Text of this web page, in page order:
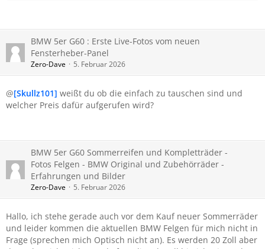
BMW 5er G60 : Erste Live-Fotos vom neuen
Fensterheber-Panel
Zero-Dave 5. Februar 2026
@[Skullz101] weißt du ob die einfach zu tauschen sind und
welcher Preis dafür aufgerufen wird?
BMW 5er G60 Sommerreifen und Kompletträder -
Fotos Felgen - BMW Original und Zubehörräder -
Erfahrungen und Bilder
Zero-Dave 5. Februar 2026
Hallo, ich stehe gerade auch vor dem Kauf neuer Sommerräder
und leider kommen die aktuellen BMW Felgen für mich nicht in
Frage (sprechen mich Optisch nicht an). Es werden 20 Zoll aber